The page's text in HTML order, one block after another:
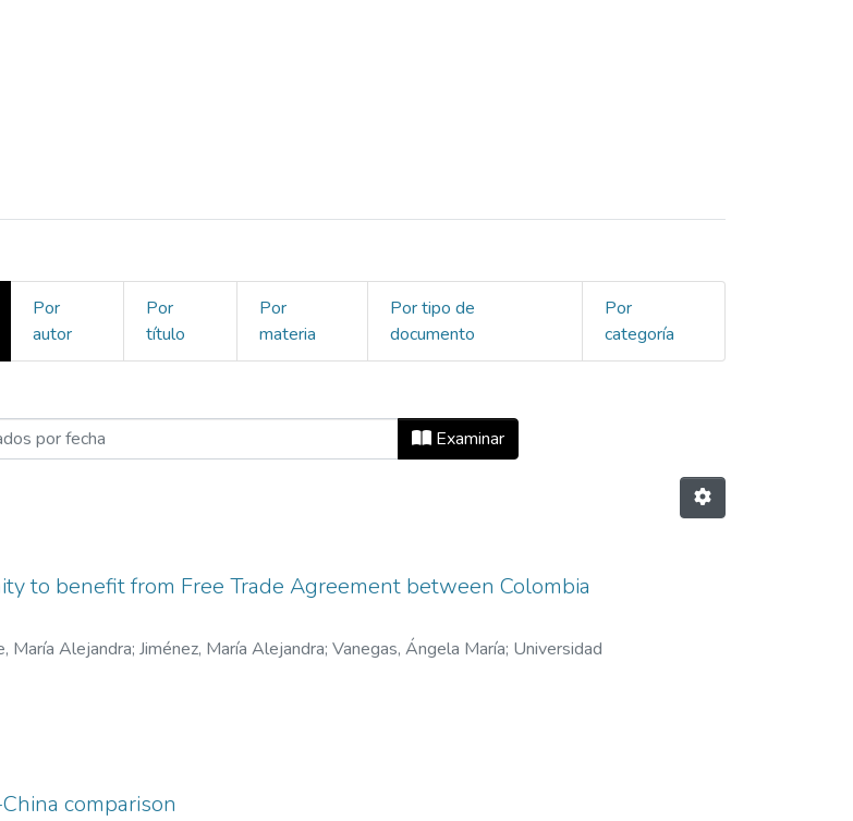
Por
autor
Por
título
Por
materia
Por tipo de
documento
Por
categoría
por Fecha de publicación
Examinar
to benefit from Free Trade Agreement between Colombia
María Alejandra; Jiménez, María Alejandra; Vanegas, Ángela María; Universidad
comparison